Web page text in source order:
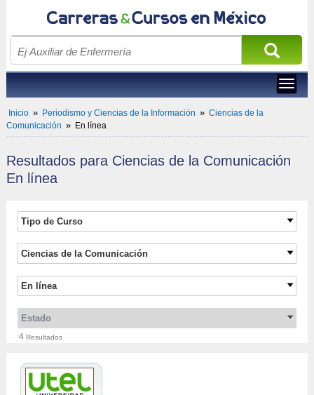
Toggle
Inicio » Periodismo y Ciencias de la Información » Ciencias de la
Comunicación » En línea
Resultados para Ciencias de la Comunicación
En línea
Tipo de Curso
Carreras universitarias
Maestrías Ejecutivas
Maestría
Posgrado
Doctorado
Ciencias de la Comunicación
Ciencias de la Comunicación
Medios Digitales
Comunicaciones
Periodismo
Redacción
En línea
En línea
Presencial
Estado
4 Resultados